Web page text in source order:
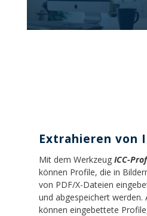
Extrahieren von
Mit dem Werkzeug ICC-
können Profile, die in
von PDF/X-Dateien
und abgespeichert werden.
können eingebettete